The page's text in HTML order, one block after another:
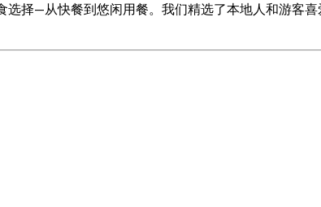
选择—从快餐到悠闲用餐。我们精选了本地人和游客